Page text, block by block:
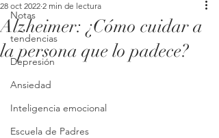
Notas
tendencias
Depresión
Ansiedad
Inteligencia emocional
Escuela de Padres
Alzheimer: ¿Cómo cuidar a
la persona que lo padece?
28 oct 2022 2 min de lectura